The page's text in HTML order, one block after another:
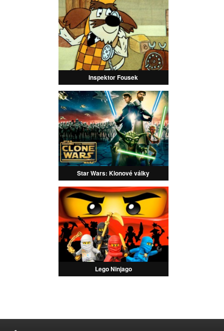
Inspektor Fousek
Star Wars: Klonové války
Lego Ninjago